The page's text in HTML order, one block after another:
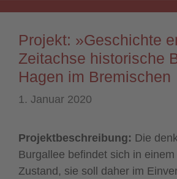
Projekt: »Geschichte
Zeitachse historische
Hagen im Bremischen
1. Januar 2020
Projektbeschreibung: Die
Burgallee befindet sich in
Zustand, sie soll daher im